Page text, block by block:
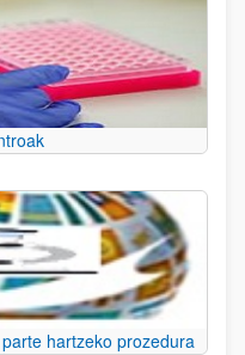
hartzeko prozedura